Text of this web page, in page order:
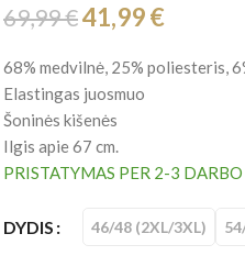
69,99€41,99€
68% medvilnė, 25% poliesteris,
Elastingas juosmuo
Šoninės kišenės
Ilgis apie 67 cm.
PRISTATYMAS PER 2-3
DYDIS 46/48 (2XL/3XL)